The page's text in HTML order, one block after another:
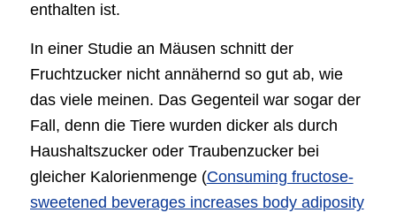
enthalten ist.
In einer Studie an Mäusen schnitt der
Fruchtzucker nicht annähernd so gut ab, wie
das viele meinen. Das Gegenteil war sogar der
Fall, denn die Tiere wurden dicker als durch
Haushaltszucker oder Traubenzucker bei
gleicher Kalorienmenge (Consuming fructose-
sweetened beverages increases body adiposity